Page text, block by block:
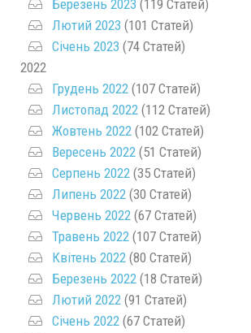
Березень 2023 (119 Статей)
Лютий 2023 (101 Статей)
Січень 2023 (74 Статей)
2022
Грудень 2022 (107 Статей)
Листопад 2022 (112 Статей)
Жовтень 2022 (102 Статей)
Вересень 2022 (51 Статей)
Серпень 2022 (35 Статей)
Липень 2022 (30 Статей)
Червень 2022 (67 Статей)
Травень 2022 (107 Статей)
Квітень 2022 (80 Статей)
Березень 2022 (18 Статей)
Лютий 2022 (91 Статей)
Січень 2022 (67 Статей)